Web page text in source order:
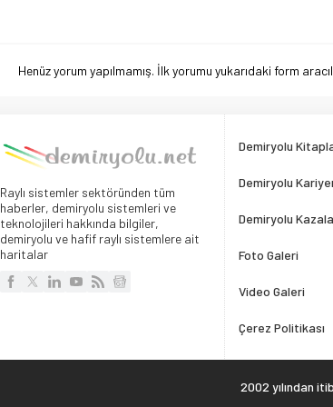
Henüz yorum yapılmamış. İlk yorumu yukarıdaki form
Raylı sistemler sektöründen tüm
haberler, demiryolu sistemleri ve
teknolojileri hakkında bilgiler,
demiryolu ve hafif raylı sistemlere ait
haritalar
Demiryolu
Demiryolu
Demiryolu
Foto Galeri
Video Galeri
Çerez Politikası
2002 yılından